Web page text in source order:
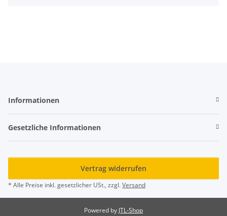
Informationen
Gesetzliche Informationen
Vertrag widerrufen
* Alle Preise inkl. gesetzlicher USt., zzgl.Versand
Powered by JTL-Shop